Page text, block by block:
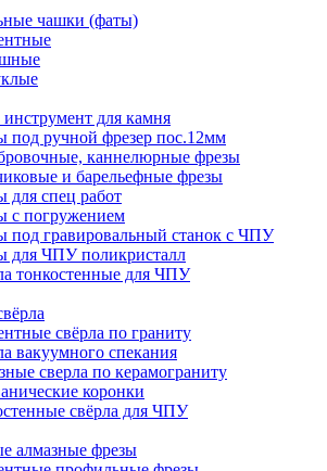
чашки (фаты)
для камня
под ручной фрезер пос.12мм
каннелюрные фрезы
и барельефные фрезы
для спец работ
с погружением
под гравировальный станок с ЧПУ
для ЧПУ поликристалл
тонкостенные для ЧПУ
свёрла по граниту
вакуумного спекания
сверла по керамограниту
коронки
свёрла для ЧПУ
алмазные фрезы